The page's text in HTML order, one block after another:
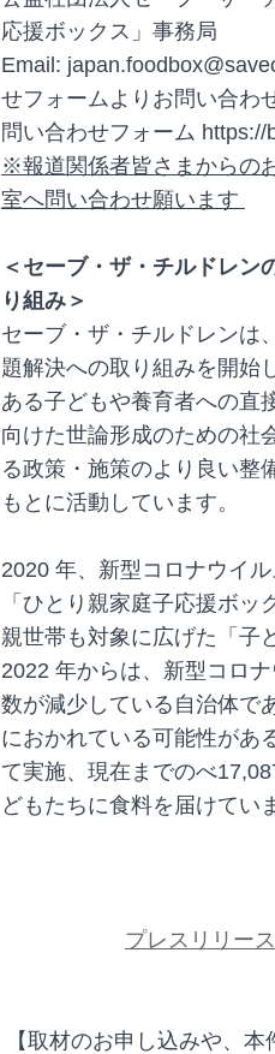
応援ボックス」事務局
Email:
せフォームよりお問い合
問い合わせフォーム https://
※報道関係者皆さまからの
室へ問い合わせ願います
＜セーブ・ザ・チルドレン
り組み＞
セーブ・ザ・チルドレンは
題解決への取り組みを開始
ある子どもや養育者への直
向けた世論形成のための社
る政策・施策のより良い整
もとに活動しています。
2020 年、新型コロナウイ
「ひとり親家庭子応援ボ
親世帯も対象に広げた「子
2022 年からは、新型コロ
数が減少している自治体で
におかれている可能性があ
て実施、現在までのべ
どもたちに食料を届けてい
プレスリリー
【取材のお申し込みや、